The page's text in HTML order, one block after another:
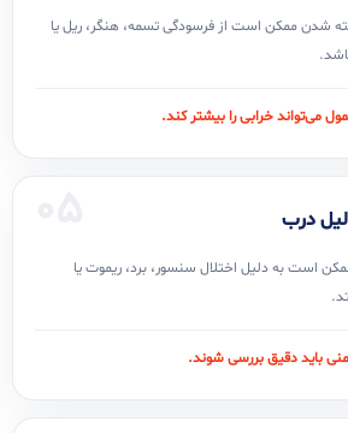
شدن ممکن است از فرسودگی تسمه، هنگر، ریل یا
می‌تواند خرابی را بیشتر کند.
درب
است به دلیل اختلال سنسور، برد، ریموت یا
باید دقیق بررسی شوند.